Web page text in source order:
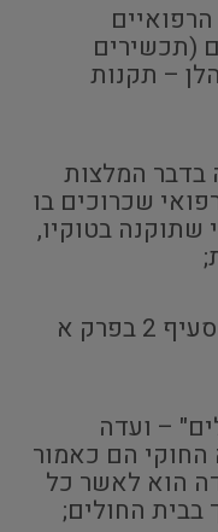
(תכשירים
התשל"ח-1977 (להלן – תקנות
בדבר המלצות
שכרוכים בו
1964, כפי שתוקנה בטוקיו,
"ועדת הלסינקי" – ועדה לפי סעיף 2 בפרק א
– ועדה
החוקי הם כאמור
הוא לאשר כל
בבית החולים;